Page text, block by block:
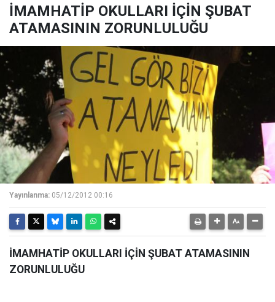
İMAMHATİP OKULLARI İÇİN ŞUBAT
ATAMASININ ZORUNLULUĞU
Yayınlanma: 05/12/2012 00:16
İMAMHATİP OKULLARI İÇİN ŞUBAT ATAMASININ
ZORUNLULUĞU